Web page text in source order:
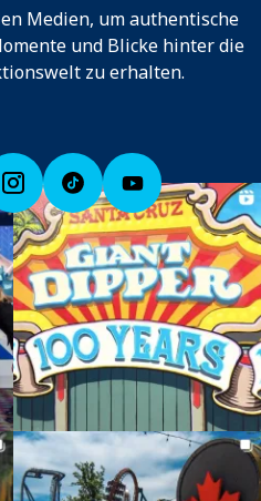
Medien, um authentische
und Blicke hinter die
zu erhalten.